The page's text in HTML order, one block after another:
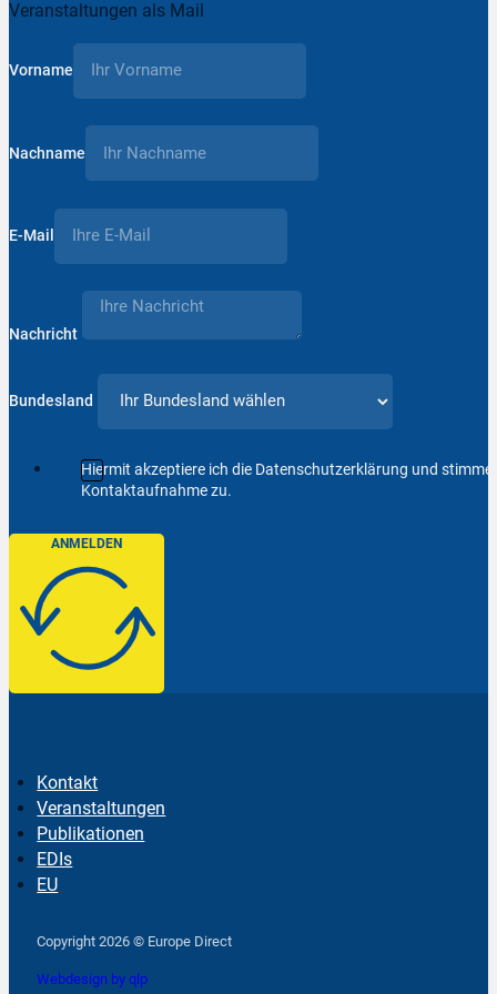
Veranstaltungen als Mail
Vorname
Nachname
E-Mail
Nachricht
Bundesland
Hiermit akzeptiere ich die Datenschutzerklärung und
Kontaktaufnahme zu.
ANMELDEN
Kontakt
Veranstaltungen
Publikationen
EDIs
EU
Copyright 2026 © Europe Direct
Webdesign by qlp